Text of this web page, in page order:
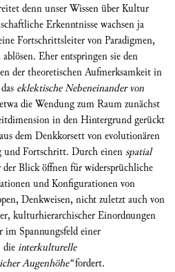
denn unser Wissen über Kultur
Erkenntnisse wachsen ja
Fortschrittsleiter von Paradigmen,
Eher entspringen sie den
der theoretischen Aufmerksamkeit in
eklektische Nebeneinander von
die Wendung zum Raum zunächst
in den Hintergrund gerückt
dem Denkkorsett von evolutionären
und Fortschritt. Durch einenspatial
Blick öffnen für widersprüchliche
und Konfigurationen von
Denkweisen, nicht zuletzt auch von
kulturhierarchischer Einordnungen
im Spannungsfeld einer
dieinterkulturelle
Augenhöhe“fordert.